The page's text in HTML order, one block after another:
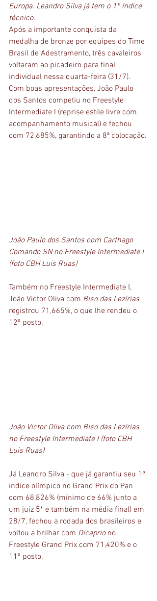
Europa. Leandro Silva já tem o 1º índice
técnico.
Após a importante conquista da
medalha de bronze por equipes do Time
Brasil de Adestramento, três cavaleiros
voltaram ao picadeiro para final
individual nessa quarta-feira (31/7).
Com boas apresentações, João Paulo
dos Santos competiu no Freestyle
Intermediate I (reprise estile livre com
acompanhamento musical) e fechou
com 72,685%, garantindo a 8ª colocação.
João Paulo dos Santos com Carthago
Comando SN no Freestyle Intermediate I
(foto CBH Luis Ruas)
Também no Freestyle Intermediate I,
João Victor Oliva com Biso das Lezírias
registrou 71,665%, o que lhe rendeu o
12º posto.
João Victor Oliva com Biso das Lezírias
no Freestyle Intermediate I (foto CBH
Luis Ruas)
Já Leandro Silva - que já garantiu seu 1º
indíce olímpico no Grand Prix do Pan
com 68,826% (mínimo de 66% junto a
um juiz 5* e também na média final) em
28/7, fechou a rodada dos brasileiros e
voltou a brilhar com Dicaprio no
Freestyle Grand Prix com 71,420% e o
11º posto.